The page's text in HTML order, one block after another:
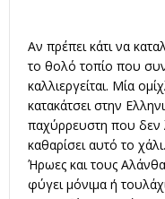
Αν πρέπει κάτι να
το θολό τοπίο που
καλλιεργείται. Μία
κατακάτσει στην
παχύρρευστη που δεν
καθαρίσει αυτό το
Ήρωες και τους
φύγει μόνιμα ή